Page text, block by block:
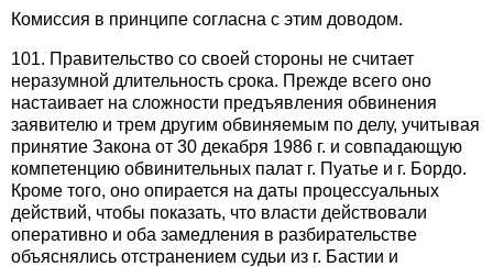
Комиссия в принципе согласна с этим доводом.
101. Правительство со своей стороны не считает
неразумной длительность срока. Прежде всего оно
настаивает на сложности предъявления обвинения
заявителю и трем другим обвиняемым по делу, учитывая
принятие Закона от 30 декабря 1986 г. и совпадающую
компетенцию обвинительных палат г. Пуатье и г. Бордо.
Кроме того, оно опирается на даты процессуальных
действий, чтобы показать, что власти действовали
оперативно и оба замедления в разбирательстве
объяснялись отстранением судьи из г. Бастии и